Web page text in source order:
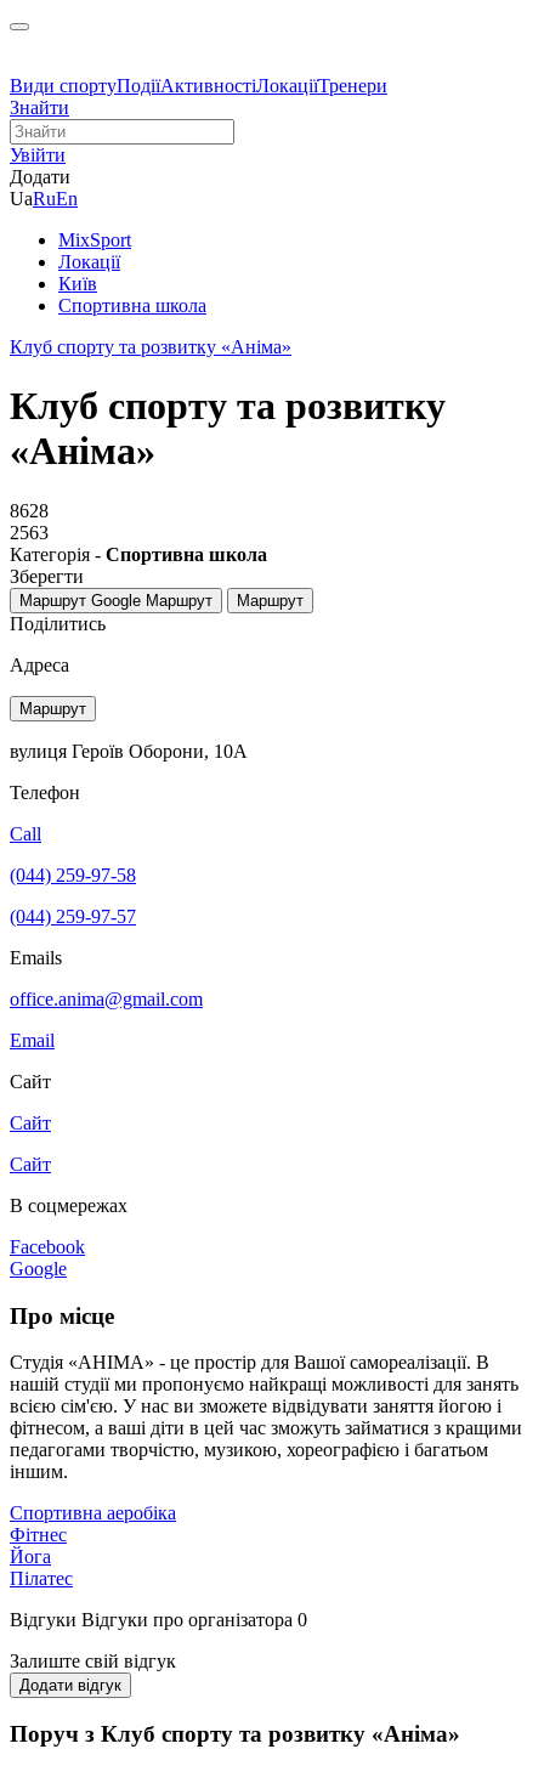
Види спортуПодіїАктивностіЛокаціїТренери
Знайти
Увійти
Додати
UaRuEn
MixSport
Локації
Київ
Спортивна школа
Клуб спорту та розвитку «Аніма»
Клуб спорту та розвитку
«Аніма»
8628
2563
Категорія - Спортивна школа
Зберегти
Маршрут Google Маршрут Маршрут
Поділитись
Адреса
Маршрут
вулиця Героїв Оборони, 10А
Телефон
Call
(044) 259-97-58
(044) 259-97-57
Emails
office.anima@gmail.com
Email
Сайт
Сайт
Сайт
В соцмережах
Facebook
Google
Про місце
Студія «АНІМА» - це простір для Вашої самореалізації. В
нашій студії ми пропонуємо найкращі можливості для занять
всією сім'єю. У нас ви зможете відвідувати заняття йогою і
фітнесом, а ваші діти в цей час зможуть займатися з кращими
педагогами творчістю, музикою, хореографією і багатьом
іншим.
Спортивна аеробіка
Фітнес
Йога
Пілатес
Відгуки Відгуки про організатора 0
Залиште свій відгук
Додати відгук
Поруч з Клуб спорту та розвитку «Аніма»